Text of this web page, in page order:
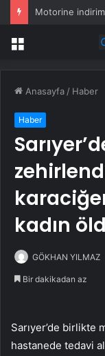
Motorine
Menü
Anasayfa / Haber
Haber
kadın
GÖKHAN YILMAZ
Bir dakikadan az
Sarıyer’de birlikte
hastanede tedavi